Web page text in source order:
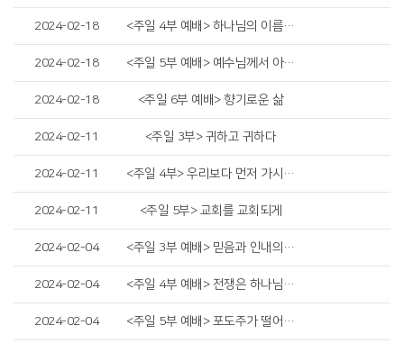
2024-02-18 <주일 4부 예배> 하나님의 이름으로 나아가노라
2024-02-18 <주일 5부 예배> 예수님께서 아시니까 위로가 된다
2024-02-18 <주일 6부 예배> 향기로운 삶
2024-02-11 <주일 3부> 귀하고 귀하다
2024-02-11 <주일 4부> 우리보다 먼저 가시는 하나님
2024-02-11 <주일 5부> 교회를 교회되게
2024-02-04 <주일 3부 예배> 믿음과 인내의 경주
2024-02-04 <주일 4부 예배> 전쟁은 하나님께 속한 것이니
2024-02-04 <주일 5부 예배> 포도주가 떨어진지라